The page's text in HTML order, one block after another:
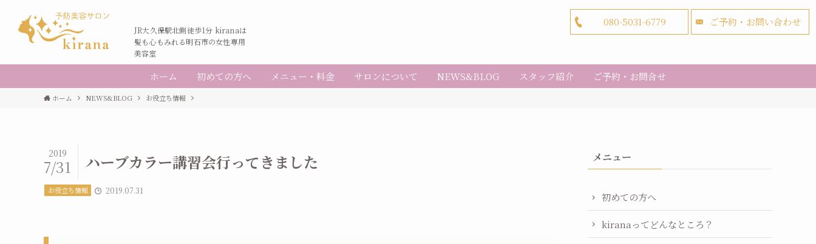
JR大久保駅北側徒歩1分 kiranaは
髪も心もみれる明石市の女性専用
美容室
080-5031-6779 ご予約・お問い合わせ
ホーム 初めての方へ メニュー・料金 サロンについて NEWS&BLOG スタッフ紹介 ご予約・お問合せ
ホーム NEWS&BLOG お役立ち情報
ハーブカラー講習会行ってきました
2019
7/31
お役立ち情報 2019.07.31
メニュー
初めての方へ
kiranaってどんなところ？